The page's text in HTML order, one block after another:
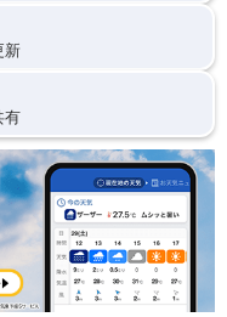
新
有